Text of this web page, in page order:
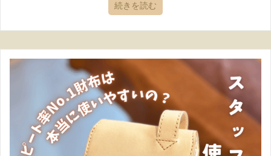
続きを読む